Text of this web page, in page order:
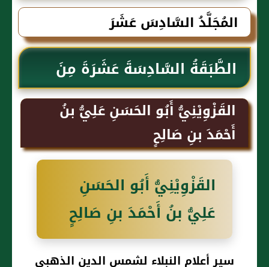
الذهبي
المُجَلَّدُ السَّادِسَ عَشَرَ
الطَّبَقَةُ السَّادِسَةَ عَشَرَةَ مِنَ
التَّابِعِيْنَ
القَزْوِيْنِيُّ أَبُو الحَسَنِ عَلِيُّ بنُ
أَحْمَدَ بنِ صَالِحٍ
القَزْوِيْنِيُّ أَبُو الحَسَنِ
عَلِيُّ بنُ أَحْمَدَ بنِ صَالِحٍ
سير أعلام النبلاء لشمس الدين الذهبي